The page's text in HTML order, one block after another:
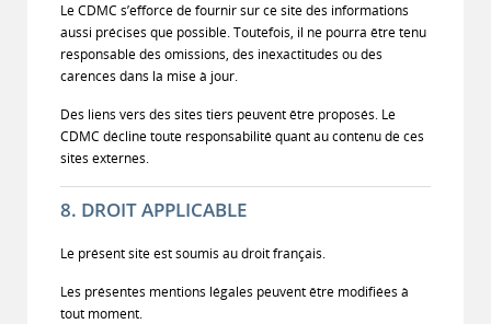
Le CDMC s’efforce de fournir sur ce site des informations
aussi précises que possible. Toutefois, il ne pourra être tenu
responsable des omissions, des inexactitudes ou des
carences dans la mise à jour.
Des liens vers des sites tiers peuvent être proposés. Le
CDMC décline toute responsabilité quant au contenu de ces
sites externes.
8. DROIT APPLICABLE
Le présent site est soumis au droit français.
Les présentes mentions légales peuvent être modifiées à
tout moment.